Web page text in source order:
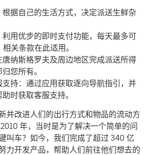
根据自己的生活方式，决定派送生鲜杂
利用优步的即时支付功能，每天最多可
关条款在此适用。
唐纳斯格罗夫及周边地区完成派送所得
您所有。
支持：通过应用获取逐向导航指引，并
时获取客服支持。
并改进人们的出行方式和物品的流动方
年，当时是为了解决一个简单的问
叫车？如今，我们完成了超过 340 亿
力开发产品，帮助人们前往他们想去的